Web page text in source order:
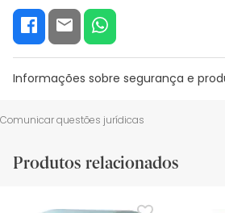
Informações sobre segurança e
Recursos de segurança visual
De momento, não dispomos de
Recomendamos que voltes mais
Comunicar questões jurídicas
Produtos relacionados